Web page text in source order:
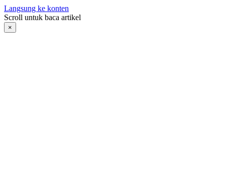
Langsung ke konten
Scroll untuk baca artikel
×